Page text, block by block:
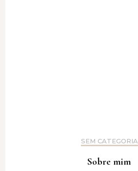
SEM CATEGORIA
Sobre mim